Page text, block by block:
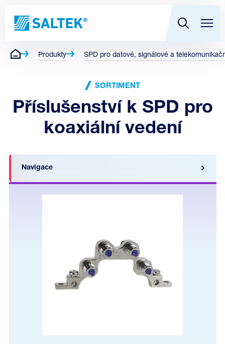
Produkty SPD pro datové, signálové a
SORTIMENT
Příslušenství k SPD pro
koaxiální vedení
Navigace